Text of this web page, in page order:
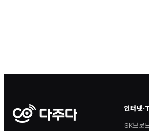
인터넷
SK브로